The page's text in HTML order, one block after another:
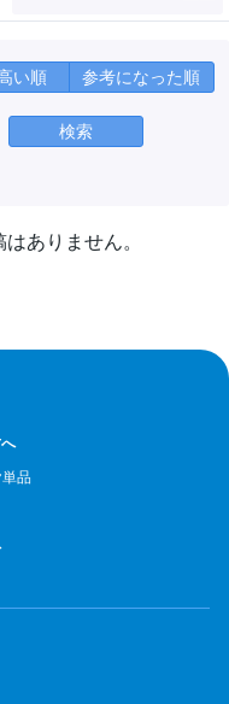
い順 参考になった順
検索
ありません。
単品